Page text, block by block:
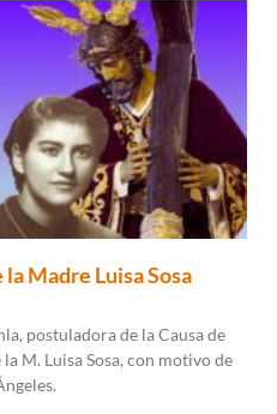
Madre Luisa Sosa
postuladora de la Causa de
M. Luisa Sosa, con motivo de